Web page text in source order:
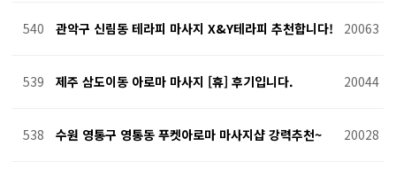
540 관악구 신림동 테라피 마사지 X&Y테라피 추천합니다! 20063
539 제주 삼도이동 아로마 마사지 [휴] 후기입니다. 20044
538 수원 영통구 영통동 푸켓아로마 마사지샵 강력추천~ 20028